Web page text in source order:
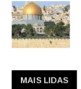
MAIS LIDAS